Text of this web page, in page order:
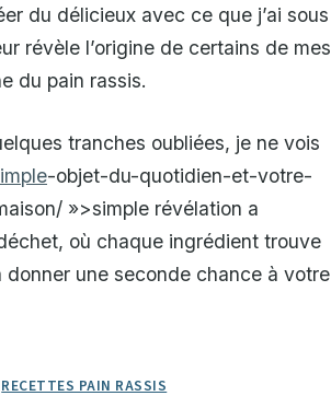
du délicieux avec ce que j’ai sous
révèle l’origine de certains de mes
du pain rassis.
tranches oubliées, je ne vois
-objet-du-quotidien-et-votre-
»>simple révélation a
où chaque ingrédient trouve
une seconde chance à votre
RECETTES PAIN RASSIS